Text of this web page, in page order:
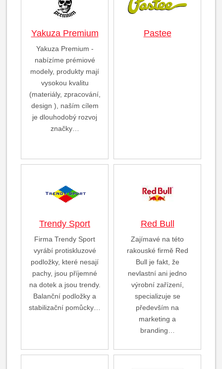
Yakuza Premium
Yakuza Premium -
nabízíme prémiové
modely, produkty mají
vysokou kvalitu
(materiály, zpracování,
design ), naším cílem
je dlouhodobý rozvoj
značky…
Pastee
Trendy Sport
Firma Trendy Sport
vyrábí protiskluzové
podložky, které nesají
pachy, jsou příjemné
na dotek a jsou trendy.
Balanční podložky a
stabilizační pomůcky…
Red Bull
Zajímavé na této
rakouské firmě Red
Bull je fakt, že
nevlastní ani jedno
výrobní zařízení,
specializuje se
především na
marketing a
branding…